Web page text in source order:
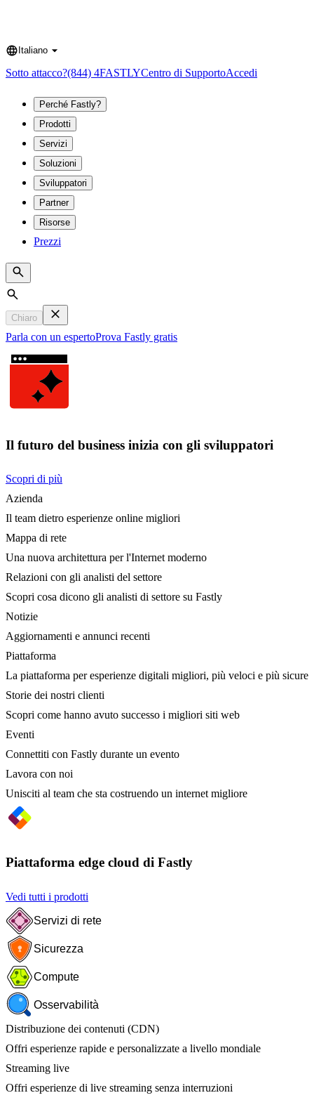
Language
Italiano
Sotto attacco?(844) 4FASTLYCentro di SupportoAccedi
Perché Fastly?
Prodotti
Servizi
Soluzioni
Sviluppatori
Partner
Risorse
Prezzi
Search
Chiaro
Parla con un espertoProva Fastly gratis
Il futuro del business inizia con gli sviluppatori
Scopri di più
Azienda
Il team dietro esperienze online migliori
Mappa di rete
Una nuova architettura per l'Internet moderno
Relazioni con gli analisti del settore
Scopri cosa dicono gli analisti di settore su Fastly
Notizie
Aggiornamenti e annunci recenti
Piattaforma
La piattaforma per esperienze digitali migliori, più veloci e più sicure
Storie dei nostri clienti
Scopri come hanno avuto successo i migliori siti web
Eventi
Connettiti con Fastly durante un evento
Lavora con noi
Unisciti al team che sta costruendo un internet migliore
Piattaforma edge cloud di Fastly
Vedi tutti i prodotti
Servizi di rete
Sicurezza
Compute
Osservabilità
Distribuzione dei contenuti (CDN)
Offri esperienze rapide e personalizzate a livello mondiale
Streaming live
Offri esperienze di live streaming senza interruzioni